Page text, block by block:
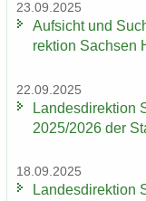
23.09.2025
Auf­sicht und
rek­ti­on Sach­sen
22.09.2025
Lan­des­di­rek­ti­on
2025/2026 der
18.09.2025
Lan­des­di­rek­ti­on